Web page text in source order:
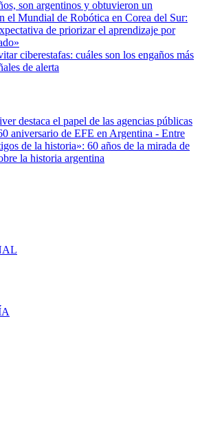
son argentinos y obtuvieron un
el Mundial de Robótica en Corea del Sur:
de priorizar el aprendizaje por
ciberestafas: cuáles son los engaños más
de alerta
destaca el papel de las agencias públicas
aniversario de EFE en Argentina - Entre
de la historia»: 60 años de la mirada de
la historia argentina